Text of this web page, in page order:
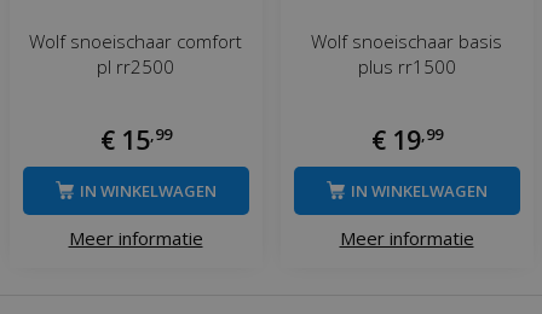
Wolf snoeischaar comfort
pl rr2500
€ 15,99
Meer informatie
IN WINKELWAGEN
Wolf snoeischaar basis
plus rr1500
€ 19,99
Meer informatie
IN WINKELWAGEN